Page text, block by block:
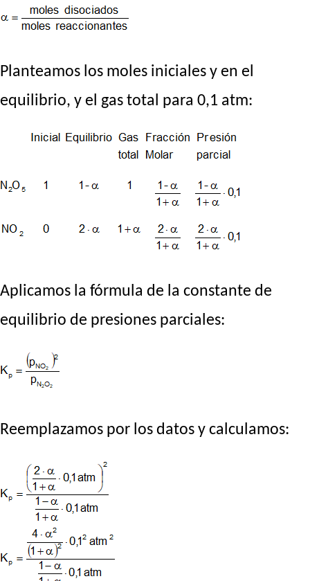
Planteamos los moles iniciales y en el
equilibrio, y el gas total para 0,1 atm:
Aplicamos la fórmula de la constante de
equilibrio de presiones parciales:
Reemplazamos por los datos y calculamos: